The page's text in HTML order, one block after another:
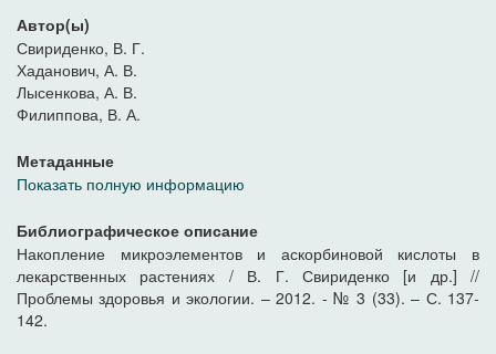
Автор(ы)
Свириденко, В. Г.
Хаданович, А. В.
Лысенкова, А. В.
Филиппова, В. А.
Метаданные
Показать полную информацию
Библиографическое описание
Накопление микроэлементов и аскорбиновой кислоты в
лекарственных растениях / В. Г. Свириденко [и др.] //
Проблемы здоровья и экологии. – 2012. - № 3 (33). – С. 137-
142.